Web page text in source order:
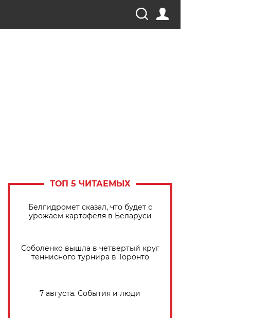
ТОП 5 ЧИТАЕМЫХ
Белгидромет сказал, что будет с
урожаем картофеля в Беларуси
Соболенко вышла в четвертый круг
теннисного турнира в Торонто
7 августа. События и люди